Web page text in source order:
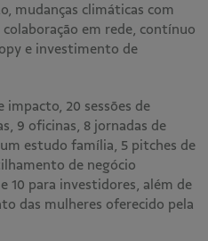
mudanças climáticas com
em rede, contínuo
e investimento de
impacto, 20 sessões de
9 oficinas, 8 jornadas de
estudo família, 5 pitches de
de negócio
10 para investidores, além de
das mulheres oferecido pela